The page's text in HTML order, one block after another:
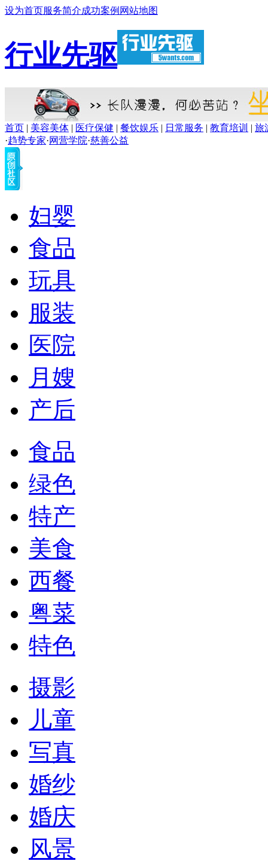
设为首页服务简介成功案例 网站地图
行业先驱
首页 | 美容美体 | 医疗保健 | 餐饮娱乐 | 日常服务 | 教育培训 | 旅
·趋势专家·网营学院·慈善公益
妇婴
食品
玩具
服装
医院
月嫂
产后
食品
绿色
特产
美食
西餐
粤菜
特色
摄影
儿童
写真
婚纱
婚庆
风景